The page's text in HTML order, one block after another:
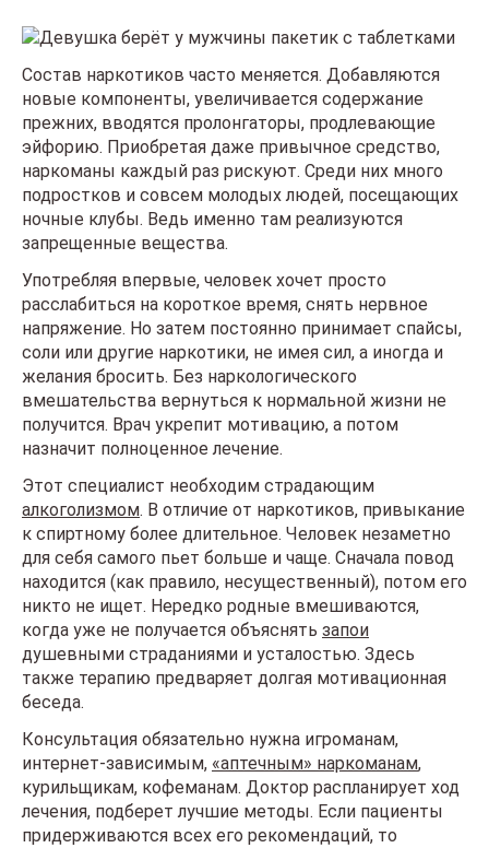
Состав наркотиков часто меняется. Добавляются
новые компоненты, увеличивается содержание
прежних, вводятся пролонгаторы, продлевающие
эйфорию. Приобретая даже привычное средство,
наркоманы каждый раз рискуют. Среди них много
подростков и совсем молодых людей, посещающих
ночные клубы. Ведь именно там реализуются
запрещенные вещества.
Употребляя впервые, человек хочет просто
расслабиться на короткое время, снять нервное
напряжение. Но затем постоянно принимает спайсы,
соли или другие наркотики, не имея сил, а иногда и
желания бросить. Без наркологического
вмешательства вернуться к нормальной жизни не
получится. Врач укрепит мотивацию, а потом
назначит полноценное лечение.
Этот специалист необходим страдающим
алкоголизмом. В отличие от наркотиков, привыкание
к спиртному более длительное. Человек незаметно
для себя самого пьет больше и чаще. Сначала повод
находится (как правило, несущественный), потом его
никто не ищет. Нередко родные вмешиваются,
когда уже не получается объяснять запои
душевными страданиями и усталостью. Здесь
также терапию предваряет долгая мотивационная
беседа.
Консультация обязательно нужна игроманам,
интернет-зависимым, «аптечным» наркоманам,
курильщикам, кофеманам. Доктор распланирует ход
лечения, подберет лучшие методы. Если пациенты
придерживаются всех его рекомендаций, то